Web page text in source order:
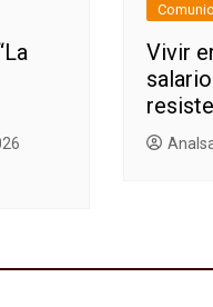
Vivir
resiste